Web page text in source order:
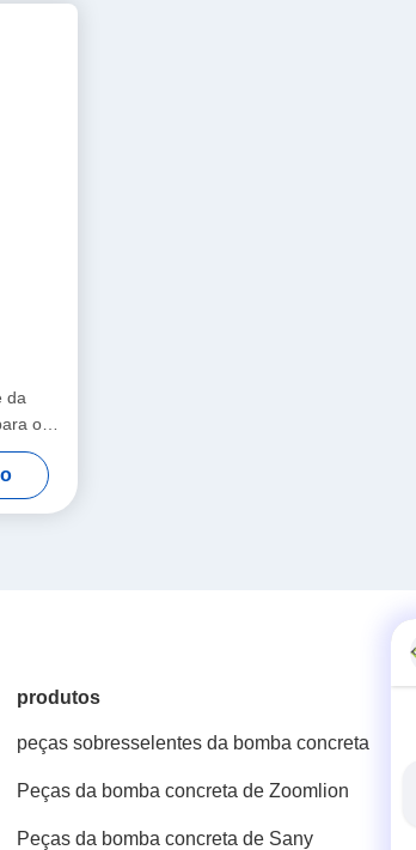
da
o
produtos
peças sobresselentes da bomba concreta
Peças da bomba concreta de Zoomlion
Peças da bomba concreta de Sany